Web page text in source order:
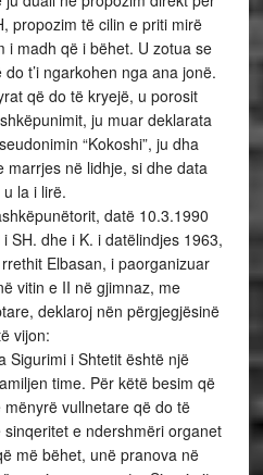
propozim të cilin e priti mirë
i madh që i bëhet. U zotua se
t’i ngarkohen nga ana jonë.
që do të kryejë, u porosit
ju muar deklarata
“Kokoshi”, ju dha
marrjes në lidhje, si dhe data
la i lirë.
datë 10.3.1990
SH. dhe i K. i datëlindjes 1963,
Elbasan, i paorganizuar
vitin e II në gjimnaz, me
deklaroj nën përgjegjësinë
vijon:
Sigurimi i Shtetit është një
time. Për këtë besim që
vullnetare që do të
e ndershmëri organet
më bëhet, unë pranova në